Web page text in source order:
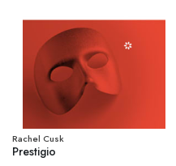
Rachel Cusk
Prestigio